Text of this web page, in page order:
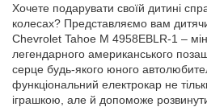
Хочете подарувати своїй дитині
колесах? Представляємо вам
Chevrolet Tahoe M 4958EBLR-1 –
легендарного американського
серце будь-якого юного
функціональний електрокар не
іграшкою, але й допоможе